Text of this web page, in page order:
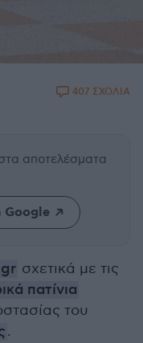
407 ΣΧΟΛΙΑ
αποτελέσματα
Google
σχετικά με τις
πατίνια
του
.